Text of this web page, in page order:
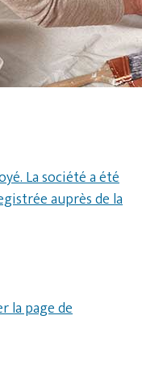
La société a été
auprès de la
la page de